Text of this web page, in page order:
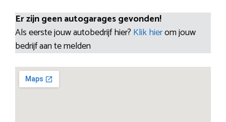
Er zijn geen autogarages gevonden!
Als eerste jouw autobedrijf hier? Klik hierom jouw
bedrijf aan te melden